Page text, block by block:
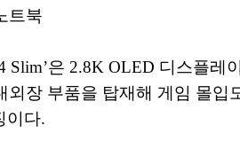
트북
은 2.8K OLED 디스플
장 부품을 탑재해 게임 몰입
이다.